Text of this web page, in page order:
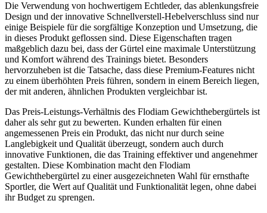
Die Verwendung von hochwertigem Echtleder, das ablenkungsfreie
Design und der innovative Schnellverstell-Hebelverschluss sind nur
einige Beispiele für die sorgfältige Konzeption und Umsetzung, die
in dieses Produkt geflossen sind. Diese Eigenschaften tragen
maßgeblich dazu bei, dass der Gürtel eine maximale Unterstützung
und Komfort während des Trainings bietet. Besonders
hervorzuheben ist die Tatsache, dass diese Premium-Features nicht
zu einem überhöhten Preis führen, sondern in einem Bereich liegen,
der mit anderen, ähnlichen Produkten vergleichbar ist.
Das Preis-Leistungs-Verhältnis des Flodiam Gewichthebergürtels ist
daher als sehr gut zu bewerten. Kunden erhalten für einen
angemessenen Preis ein Produkt, das nicht nur durch seine
Langlebigkeit und Qualität überzeugt, sondern auch durch
innovative Funktionen, die das Training effektiver und angenehmer
gestalten. Diese Kombination macht den Flodiam
Gewichthebergürtel zu einer ausgezeichneten Wahl für ernsthafte
Sportler, die Wert auf Qualität und Funktionalität legen, ohne dabei
ihr Budget zu sprengen.